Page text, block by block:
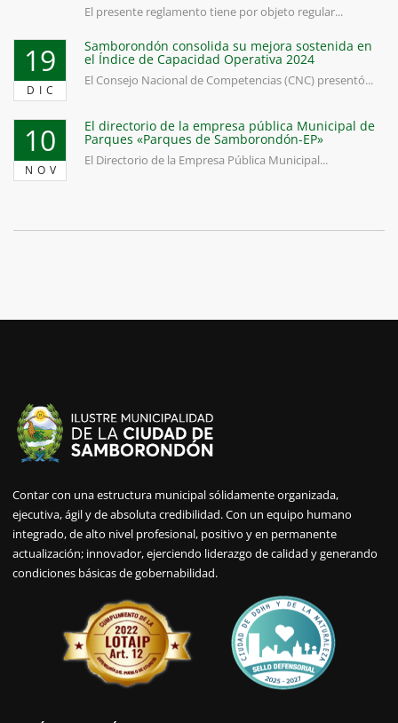
El presente reglamento tiene por objeto regular...
19
DIC
Samborondón consolida su mejora sostenida en
el Índice de Capacidad Operativa 2024
El Consejo Nacional de Competencias (CNC) presentó...
10
NOV
El directorio de la empresa pública Municipal de
Parques «Parques de Samborondón-EP»
El Directorio de la Empresa Pública Municipal...
Contar con una estructura municipal sólidamente organizada,
ejecutiva, ágil y de absoluta credibilidad. Con un equipo humano
integrado, de alto nivel profesional, positivo y en permanente
actualización; innovador, ejerciendo liderazgo de calidad y generando
condiciones básicas de gobernabilidad.